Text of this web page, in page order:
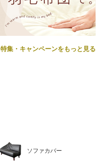
特集・キャンペーンをもっと見る
ソファカバー